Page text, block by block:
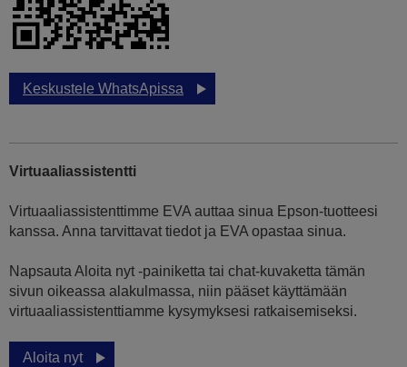
Keskustele WhatsApissa
Virtuaaliassistentti
Virtuaaliassistenttimme EVA auttaa sinua Epson-tuotteesi
kanssa. Anna tarvittavat tiedot ja EVA opastaa sinua.
Napsauta Aloita nyt -painiketta tai chat-kuvaketta tämän
sivun oikeassa alakulmassa, niin pääset käyttämään
virtuaaliassistenttiamme kysymyksesi ratkaisemiseksi.
Aloita nyt